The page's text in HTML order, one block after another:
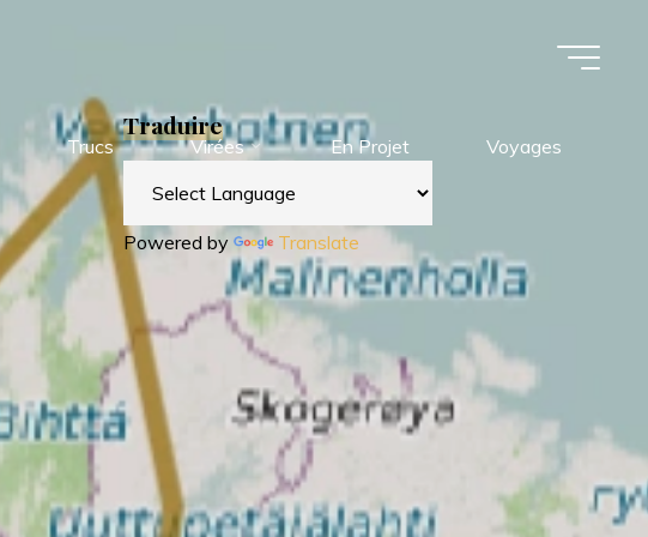
Trucs Virées En Projet Voyages
Traduire
Powered by Translate